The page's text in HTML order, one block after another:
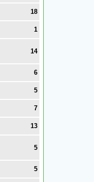
18
1
14
6
5
7
13
5
5